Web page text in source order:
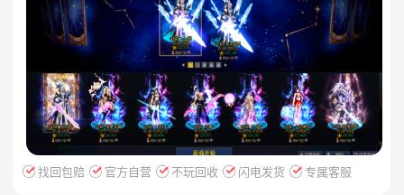
器红13其余红11-12》《后面8头红11-13打造》《2头10-
13打造》《满新年收集箱》《可以破凶》《可以改2次》
找回包赔 官方自营 不玩回收 闪电发货 专属客服